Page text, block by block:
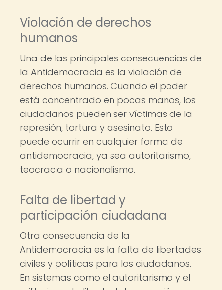
Violación de derechos
humanos
Una de las principales consecuencias de
la Antidemocracia es la violación de
derechos humanos. Cuando el poder
está concentrado en pocas manos, los
ciudadanos pueden ser víctimas de la
represión, tortura y asesinato. Esto
puede ocurrir en cualquier forma de
antidemocracia, ya sea autoritarismo,
teocracia o nacionalismo.
Falta de libertad y
participación ciudadana
Otra consecuencia de la
Antidemocracia es la falta de libertades
civiles y políticas para los ciudadanos.
En sistemas como el autoritarismo y el